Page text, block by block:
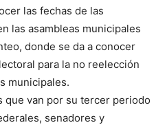
las fechas de las
las asambleas municipales
donde se da a conocer
para la no reelección
municipales.
que van por su tercer periodo
senadores y